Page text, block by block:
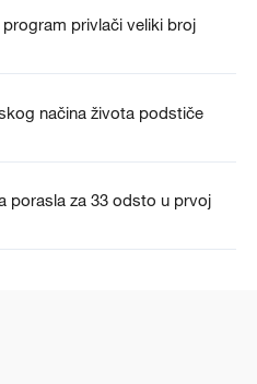
privlači veliki broj
načina života podstiče
porasla za 33 odsto u prvoj